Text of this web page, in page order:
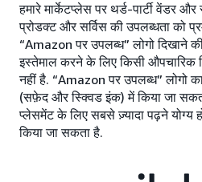
हमारे मार्केटप्लेस पर थर्ड-पार्टी वेंडर
प्रोडक्ट और सर्विस की उपलब्धता को
“Amazon पर उपलब्ध” लोगो दिखाने
इस्तेमाल करने के लिए किसी औपचारिक
नहीं है. “Amazon पर उपलब्ध” लोगो
(सफ़ेद और स्क्विड इंक) में किया जा
प्लेसमेंट के लिए सबसे ज़्यादा पढ़ने योग्य
किया जा सकता है.